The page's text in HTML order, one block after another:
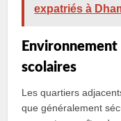
expatriés à
scolaires
Les quartiers
que généralement